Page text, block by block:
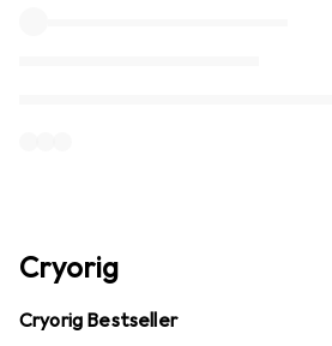
Cryorig
Cryorig Bestseller